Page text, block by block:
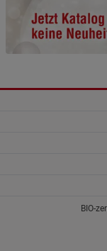
BIO-
Beschreibung
Statistik
Beschreibung